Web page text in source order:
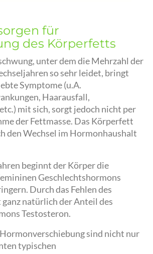
für
des Körperfetts
unter dem die Mehrzahl der
so sehr leidet, bringt
Symptome (u.A.
Haarausfall,
mit sich, sorgt jedoch nicht per
der Fettmasse. Das Körperfett
den Wechsel im Hormonhaushalt
beginnt der Körper die
Geschlechtshormons
Durch das Fehlen des
natürlich der Anteil des
Testosteron.
sind nicht nur
typischen